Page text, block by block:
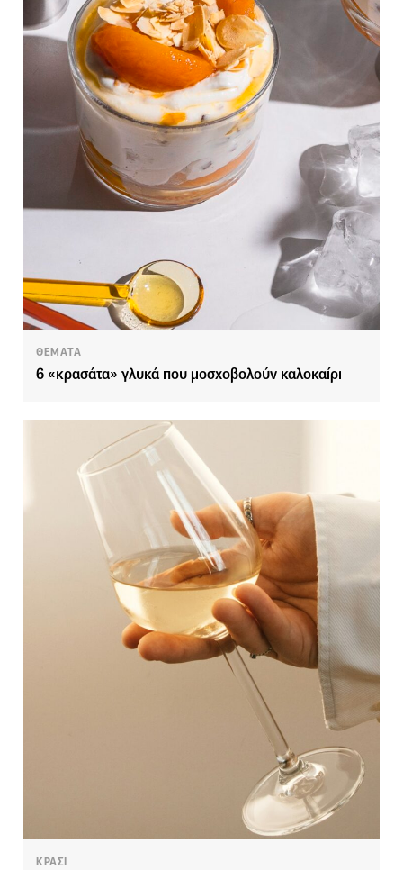
ΘΕΜΑΤΑ
6 «κρασάτα» γλυκά που μοσχοβολούν καλοκαίρι
ΚΡΑΣΙ